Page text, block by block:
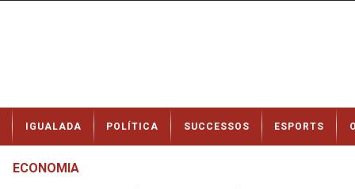
t
IGUALADA POLÍTICA SUCCESSOS ESPORTS
ECONOMIA